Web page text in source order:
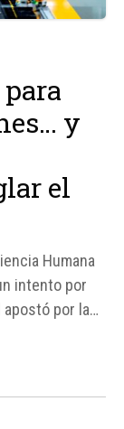
y
el
Humana
intento por
por la
la empresa